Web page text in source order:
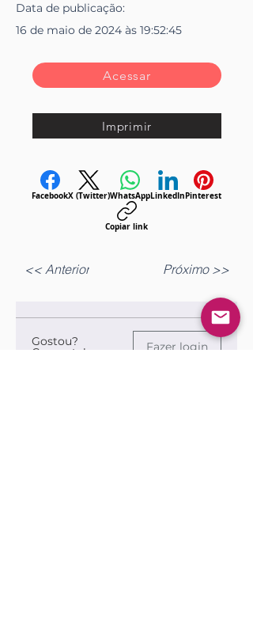
Data de publicação:
16 de maio de 2024 às 19:52:45
Acessar
Imprimir
FacebookX (Twitter)WhatsAppLinkedInPinterest
Copiar link
<< Anterior Próximo >>
Gostou?
Comente! Fazer login